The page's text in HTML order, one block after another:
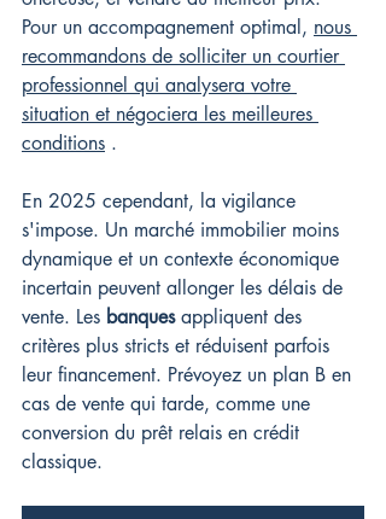
Pour un accompagnement optimal, nous
recommandons de solliciter un courtier
professionnel qui analysera votre
situation et négociera les meilleures
conditions .
En 2025 cependant, la vigilance
s'impose. Un marché immobilier moins
dynamique et un contexte économique
incertain peuvent allonger les délais de
vente. Les banques appliquent des
critères plus stricts et réduisent parfois
leur financement. Prévoyez un plan B en
cas de vente qui tarde, comme une
conversion du prêt relais en crédit
classique.